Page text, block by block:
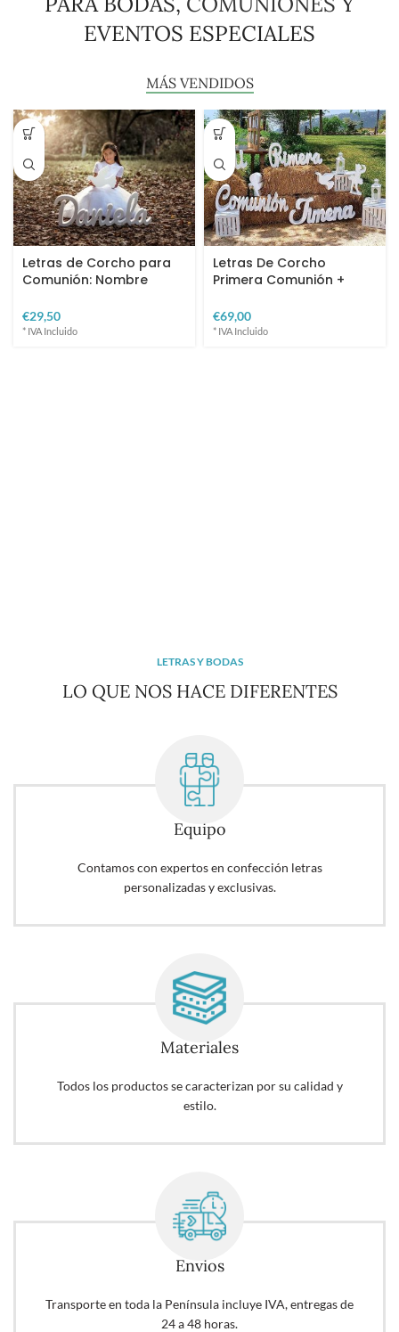
EVENTOS ESPECIALES
MÁS VENDIDOS
Letras de Corcho para
Comunión: Nombre
€
Letras De Corcho
Primera Comunión +
€
LETRAS Y BODAS
LO QUE NOS HACE DIFERENTES
Equipo
Contamos con expertos en confección letras
personalizadas y exclusivas.
Materiales
Todos los productos se caracterizan por su calidad y
estilo.
Envios
Transporte en toda la Península incluye IVA, entregas de
24 a 48 horas.